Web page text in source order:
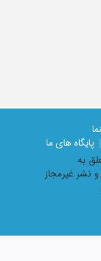
پایگاه های ما
به
نشر غیرمجاز